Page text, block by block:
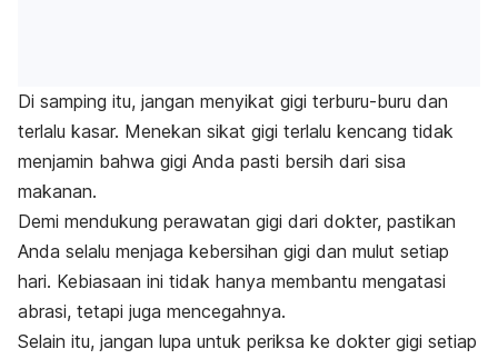
Di samping itu, jangan menyikat gigi terburu-buru dan
terlalu kasar. Menekan sikat gigi terlalu kencang tidak
menjamin bahwa gigi Anda pasti bersih dari sisa
makanan.
Demi mendukung perawatan gigi dari dokter, pastikan
Anda selalu menjaga kebersihan gigi dan mulut setiap
hari. Kebiasaan ini tidak hanya membantu mengatasi
abrasi, tetapi juga mencegahnya.
Selain itu, jangan lupa untuk periksa ke dokter gigi setiap